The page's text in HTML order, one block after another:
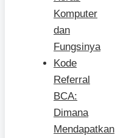
Komputer
dan
Fungsinya
Kode
Referral
BCA:
Dimana
Mendapatkan